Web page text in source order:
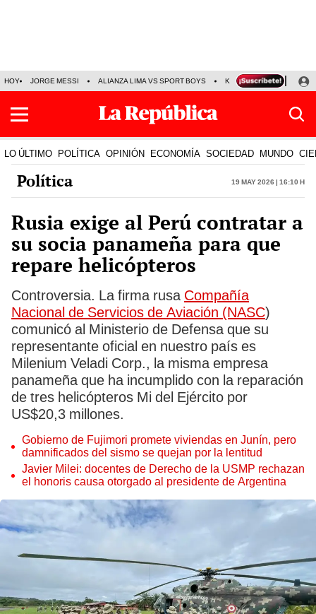
HOY JORGE MESSI ALIANZA LIMA VS SPORT BOYS KENJI FUJIMORI
LO ÚLTIMO POLÍTICA OPINIÓN ECONOMÍA SOCIEDAD MUNDO
Política 19 May 2026 | 16:10 h
Rusia exige al Perú contratar a
su socia panameña para que
repare helicópteros
Controversia. La firma rusa Compañía
Nacional de Servicios de Aviación (NASC)
comunicó al Ministerio de Defensa que su
representante oficial en nuestro país es
Milenium Veladi Corp., la misma empresa
panameña que ha incumplido con la reparación
de tres helicópteros Mi del Ejército por
US$20,3 millones.
Gobierno de Fujimori promete viviendas en Junín, pero
damnificados del sismo se quejan por la lentitud
Javier Milei: docentes de Derecho de la USMP rechazan
el honoris causa otorgado al presidente de Argentina